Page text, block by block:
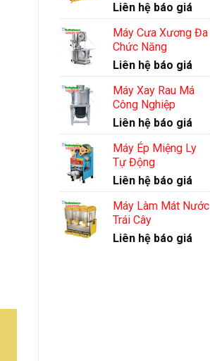
Liên hệ báo giá
Máy Cưa Xương Đa
Chức Năng
Liên hệ báo giá
Máy Xay Rau Má
Công Nghiệp
Liên hệ báo giá
Máy Ép Miệng Ly
Tự Động
Liên hệ báo giá
Máy Làm Mát Nước
Trái Cây
Liên hệ báo giá